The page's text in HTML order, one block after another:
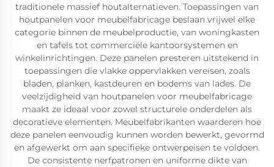
traditionele massief houtalternatieven. Toepassingen van
houtpanelen voor meubelfabricage beslaan vrijwel elke
categorie binnen de meubelproductie, van woningkasten
en tafels tot commerciële kantoorsystemen en
winkelinrichtingen. Deze panelen presteren uitstekend in
toepassingen die vlakke oppervlakken vereisen, zoals
bladen, planken, kastdeuren en bodems van lades. De
veelzijdigheid van houtpanelen voor meubelfabricage
maakt ze ideaal voor zowel structurele onderdelen als
decoratieve elementen. Meubelfabrikanten waarderen hoe
deze panelen eenvoudig kunnen worden bewerkt, gevormd
en afgewerkt om aan specifieke ontwerpeisen te voldoen.
De consistente nerfpatronen en uniforme dikte van